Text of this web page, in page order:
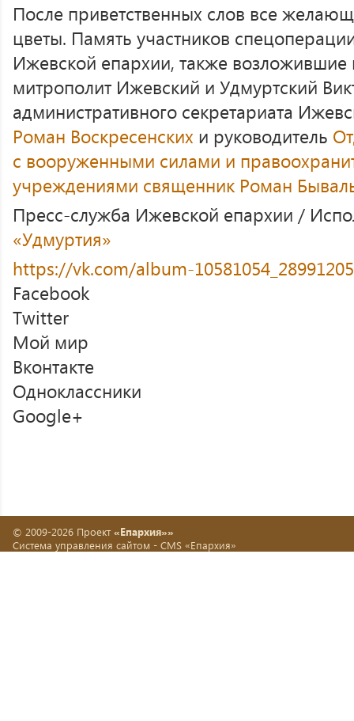
После приветственных слов все
цветы. Память участников
Ижевской епархии, также возложившие
митрополит Ижевский и Удмуртский
административного секретариата
Роман Воскресенских и руководитель
с вооруженными силами и
учреждениями священник Роман
Пресс-служба Ижевской епархии /
«Удмуртия»
https://vk.com/album-
Facebook
Twitter
Мой мир
Вконтакте
Одноклассники
Google+
© 2009-2026 Проект «Епархия»»
Система управления сайтом - CMS «Епархия»